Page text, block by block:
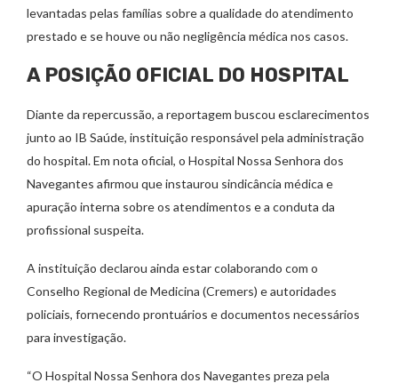
levantadas pelas famílias sobre a qualidade do atendimento
prestado e se houve ou não negligência médica nos casos.
A POSIÇÃO OFICIAL DO HOSPITAL
Diante da repercussão, a reportagem buscou esclarecimentos
junto ao IB Saúde, instituição responsável pela administração
do hospital. Em nota oficial, o Hospital Nossa Senhora dos
Navegantes afirmou que instaurou sindicância médica e
apuração interna sobre os atendimentos e a conduta da
profissional suspeita.
A instituição declarou ainda estar colaborando com o
Conselho Regional de Medicina (Cremers) e autoridades
policiais, fornecendo prontuários e documentos necessários
para investigação.
“O Hospital Nossa Senhora dos Navegantes preza pela